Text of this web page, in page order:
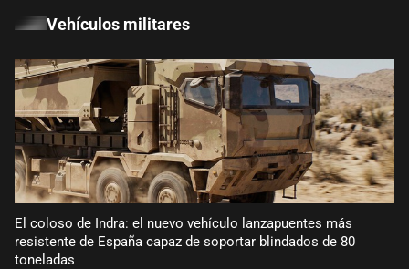
Vehículos militares
El coloso de Indra: el nuevo vehículo lanzapuentes más
resistente de España capaz de soportar blindados de 80
toneladas